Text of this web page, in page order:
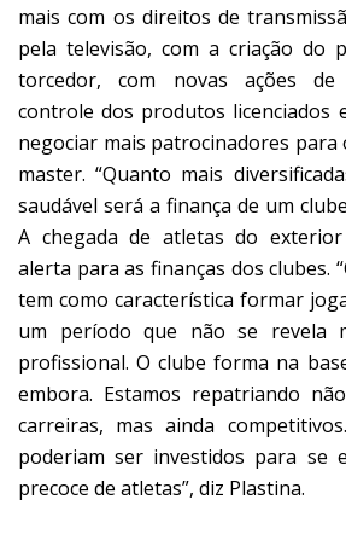
mais com os direitos de
pela televisão, com a criação do
torcedor, com novas ações
controle dos produtos licenciados
negociar mais patrocinadores
master. “Quanto mais
saudável será a finança de um
A chegada de atletas do
alerta para as finanças dos clubes.
tem como característica formar
um período que não se revela
profissional. O clube forma na
embora. Estamos repatriando
carreiras, mas ainda
poderiam ser investidos para se
precoce de atletas”, diz Plastina.